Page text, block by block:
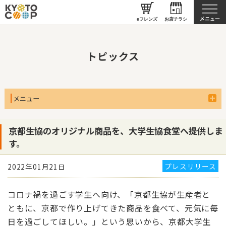
eフレンズ お店チラシ
京都生協について
トピックス
メニュー
京都生協のオリジナル商品を、大学生協食堂へ提供しま
す。
2022年01月21日 プレスリリース
コロナ禍を過ごす学生へ向け、「京都生協が生産者と
ともに、京都で作り上げてきた商品を食べて、元気に毎
日を過ごしてほしい。」という思いから、京都大学生